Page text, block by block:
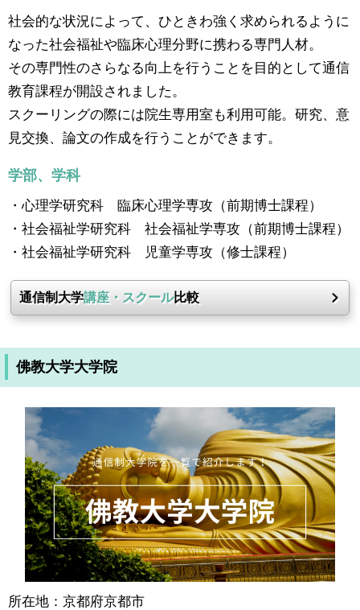
社会的な状況によって、ひときわ強く求められるように
なった社会福祉や臨床心理分野に携わる専門人材。
その専門性のさらなる向上を行うことを目的として通信
教育課程が開設されました。
スクーリングの際には院生専用室も利用可能。研究、意
見交換、論文の作成を行うことができます。
学部、学科
・心理学研究科 臨床心理学専攻（前期博士課程）
・社会福祉学研究科 社会福祉学専攻（前期博士課程）
・社会福祉学研究科 児童学専攻（修士課程）
通信制大学講座・スクール比較
佛教大学大学院
所在地：京都府京都市